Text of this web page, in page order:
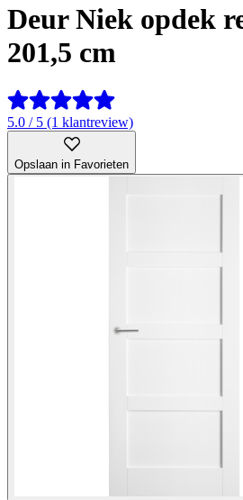
Deur Niek opdek
201,5 cm
5.0 / 5 (1 klantreview)
Opslaan in Favorieten